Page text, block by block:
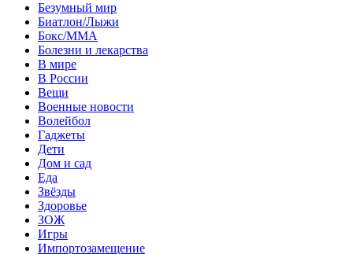
Безумный мир
Биатлон/Лыжи
Бокс/MMA
Болезни и лекарства
В мире
В России
Вещи
Военные новости
Волейбол
Гаджеты
Дети
Дом и сад
Еда
Звёзды
Здоровье
ЗОЖ
Игры
Импортозамещение